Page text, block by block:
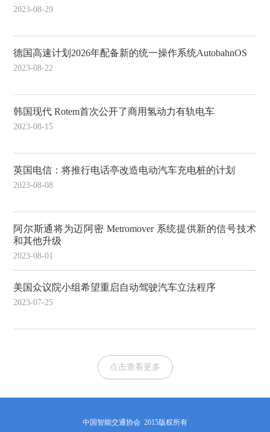
2023-08-29
德国高速计划2026年配备新的统一操作系统AutobahnOS
2023-08-22
韩国现代 Rotem首次公开了商用氢动力有轨电车
2023-08-15
英国电信：将推行电话亭改造电动汽车充电桩的计划
2023-08-08
阿尔斯通将为迈阿密 Metromover 系统提供新的信号技术
和其他升级
2023-08-01
美国众议院小组希望重启自动驾驶汽车立法程序
2023-07-25
点击查看更多
中国智能交通协会 2015版权所有